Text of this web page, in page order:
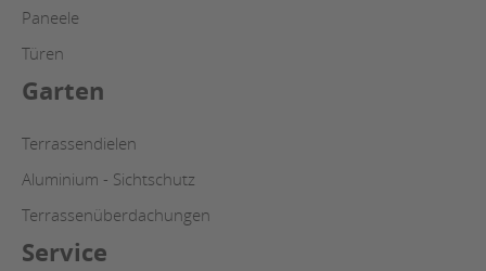
Paneele
Türen
Garten
Terrassendielen
Aluminium - Sichtschutz
Terrassenüberdachungen
Service